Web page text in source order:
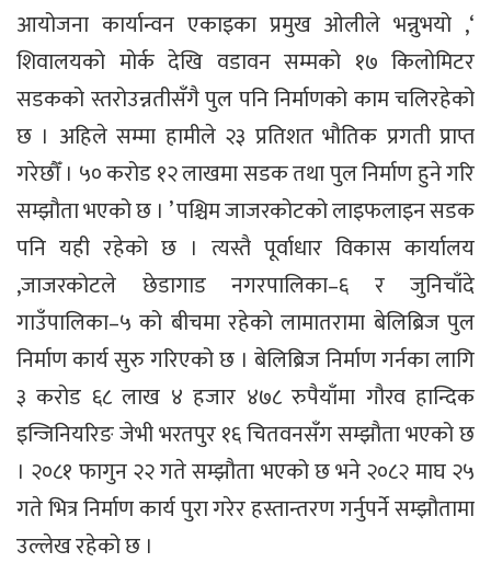
आयोजना कार्यान्वन एकाइका प्रमुख ओलीले भन्नुभयो ,‘
शिवालयको मोर्क देखि वडावन सम्मको १७ किलोमिटर
सडकको स्तरोउन्नतीसँगै पुल पनि निर्माणको काम चलिरहेको
छ । अहिले सम्मा हामीले २३ प्रतिशत भौतिक प्रगती प्राप्त
गरेछौँ । ५० करोड १२ लाखमा सडक तथा पुल निर्माण हुने गरि
सम्झौता भएको छ । ’ पश्चिम जाजरकोटको लाइफलाइन सडक
पनि यही रहेको छ । त्यस्तै पूर्वाधार विकास कार्यालय
,जाजरकोटले छेडागाड नगरपालिका–६ र जुनिचाँदे
गाउँपालिका–५ को बीचमा रहेको लामातरामा बेलिब्रिज पुल
निर्माण कार्य सुरु गरिएको छ । बेलिब्रिज निर्माण गर्नका लागि
३ करोड ६८ लाख ४ हजार ४७८ रुपैयाँमा गौरव हान्दिक
इन्जिनियरिङ जेभी भरतपुर १६ चितवनसँग सम्झौता भएको छ
। २०८१ फागुन २२ गते सम्झौता भएको छ भने २०८२ माघ २५
गते भित्र निर्माण कार्य पुरा गरेर हस्तान्तरण गर्नुपर्ने सम्झौतामा
उल्लेख रहेको छ ।